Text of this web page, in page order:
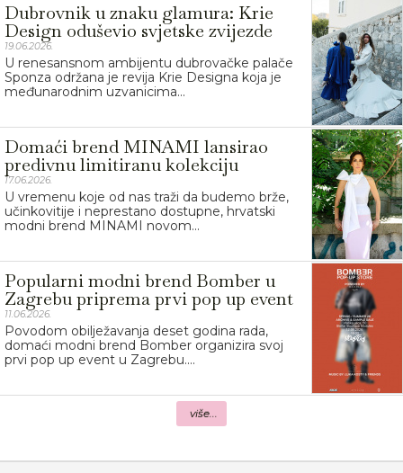
Dubrovnik u znaku glamura: Krie
Design oduševio svjetske zvijezde
19.06.2026.
U renesansnom ambijentu dubrovačke palače
Sponza održana je revija Krie Designa koja je
međunarodnim uzvanicima...
Domaći brend MINAMI lansirao
predivnu limitiranu kolekciju
17.06.2026.
U vremenu koje od nas traži da budemo brže,
učinkovitije i neprestano dostupne, hrvatski
modni brend MINAMI novom...
Popularni modni brend Bomber u
Zagrebu priprema prvi pop up event
11.06.2026.
Povodom obilježavanja deset godina rada,
domaći modni brend Bomber organizira svoj
prvi pop up event u Zagrebu....
više...